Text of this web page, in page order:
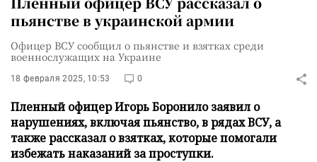
пьянстве в украинской армии
Офицер ВСУ сообщил о пьянстве и взятках среди
военнослужащих на Украине
18 февраля 2025, 10:53 0
Пленный офицер Игорь Боронило заявил о
нарушениях, включая пьянство, в рядах ВСУ, а
также рассказал о взятках, которые помогали
избежать наказаний за проступки.